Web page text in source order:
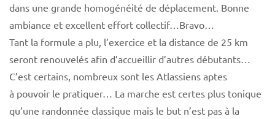
dans une grande homogénéité de déplacement. Bonne
ambiance et excellent effort collectif…Bravo…
Tant la formule a plu, l’exercice et la distance de 25 km
seront renouvelés afin d’accueillir d’autres débutants…
C’est certains, nombreux sont les Atlassiens aptes
à pouvoir le pratiquer… La marche est certes plus tonique
qu’une randonnée classique mais le but n’est pas à la